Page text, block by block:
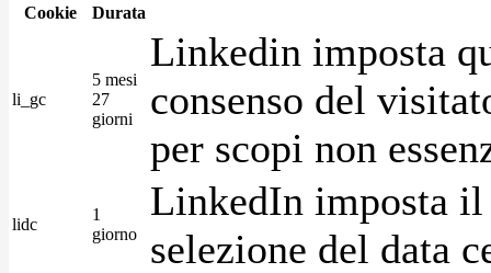
Cookie Durata
li_gc
5 mesi
27
giorni
Linkedin imposta
consenso del
per scopi non
lidc
1
giorno
LinkedIn imposta
selezione del data